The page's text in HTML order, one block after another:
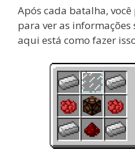
Após cada batalha,
para ver as informações
aqui está como fazer